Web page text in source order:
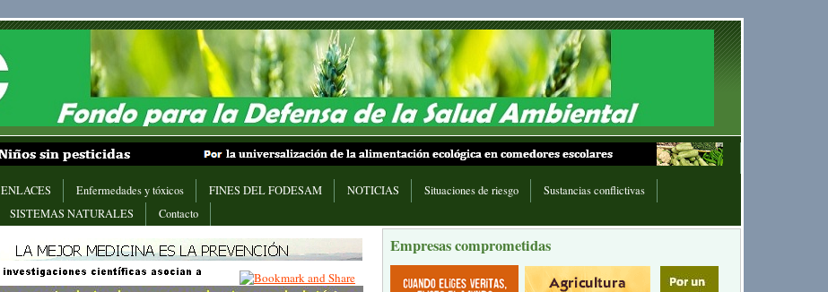
ENLACES Enfermedades y tóxicos FINES DEL FODESAM NOTICIAS Situaciones de riesgo
Sustancias conflictivas
SISTEMAS NATURALES Contacto
Empresas comprometidas